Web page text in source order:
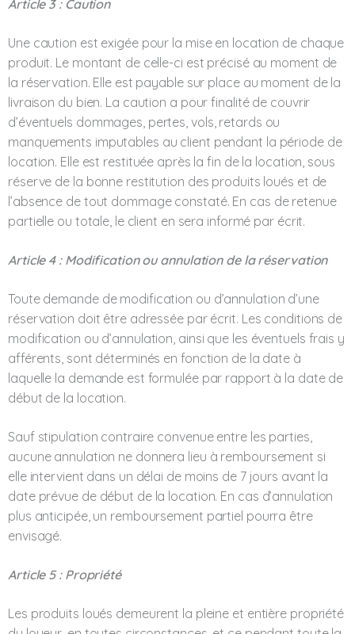
Article 3 : Caution
Une caution est exigée pour la mise en location de chaque
produit. Le montant de celle-ci est précisé au moment de
la réservation. Elle est payable sur place au moment de la
livraison du bien. La caution a pour finalité de couvrir
d’éventuels dommages, pertes, vols, retards ou
manquements imputables au client pendant la période de
location. Elle est restituée après la fin de la location, sous
réserve de la bonne restitution des produits loués et de
l’absence de tout dommage constaté. En cas de retenue
partielle ou totale, le client en sera informé par écrit.
Article 4 : Modification ou annulation de la réservation
Toute demande de modification ou d’annulation d’une
réservation doit être adressée par écrit. Les conditions de
modification ou d’annulation, ainsi que les éventuels frais y
afférents, sont déterminés en fonction de la date à
laquelle la demande est formulée par rapport à la date de
début de la location.
Sauf stipulation contraire convenue entre les parties,
aucune annulation ne donnera lieu à remboursement si
elle intervient dans un délai de moins de 7 jours avant la
date prévue de début de la location. En cas d’annulation
plus anticipée, un remboursement partiel pourra être
envisagé.
Article 5 : Propriété
Les produits loués demeurent la pleine et entière propriété